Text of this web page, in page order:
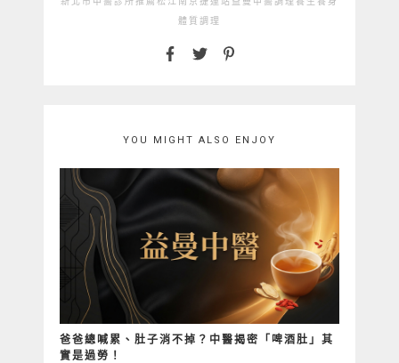
體質調理
YOU MIGHT ALSO ENJOY
爸爸總喊累、肚子消不掉？中醫揭密「啤酒肚」其
實是過勞！